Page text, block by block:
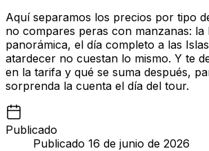
Aquí separamos los precios por tipo
no compares peras con manzanas: la
panorámica, el día completo a las
atardecer no cuestan lo mismo. Y te
en la tarifa y qué se suma después,
sorprenda la cuenta el día del tour.
Publicado
Publicado 16 de junio de 2026